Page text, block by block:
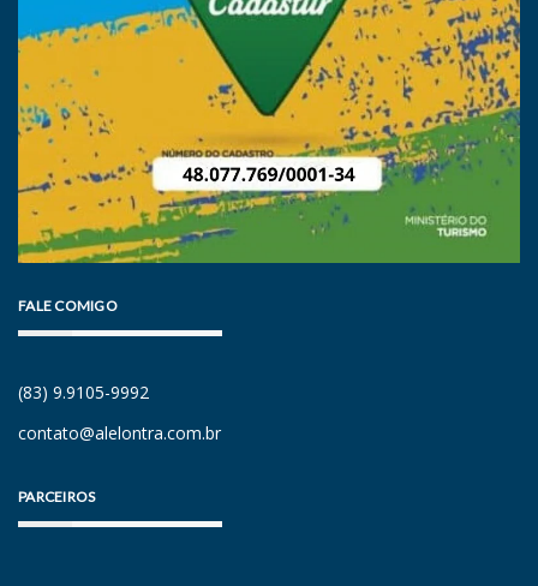
FALE COMIGO
(83) 9.9105-9992
contato@alelontra.com.br
PARCEIROS